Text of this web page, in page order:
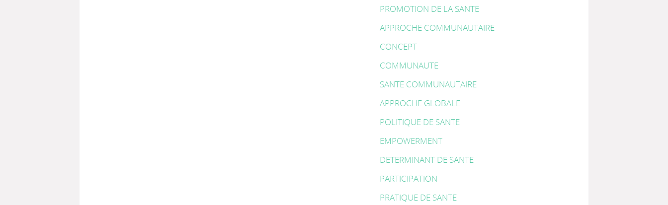
PROMOTION DE LA SANTE
APPROCHE COMMUNAUTAIRE
CONCEPT
COMMUNAUTE
SANTE COMMUNAUTAIRE
APPROCHE GLOBALE
POLITIQUE DE SANTE
EMPOWERMENT
DETERMINANT DE SANTE
PARTICIPATION
PRATIQUE DE SANTE